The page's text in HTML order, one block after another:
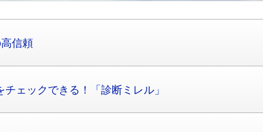
信頼
ェックできる！「診断ミレル」